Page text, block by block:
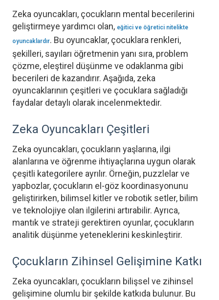
Zeka oyuncakları, çocukların mental becerilerini
geliştirmeye yardımcı olan, eğitici ve öğretici nitelikte
oyuncaklardır. Bu oyuncaklar, çocuklara renkleri,
şekilleri, sayıları öğretmenin yanı sıra, problem
çözme, eleştirel düşünme ve odaklanma gibi
becerileri de kazandırır. Aşağıda, zeka
oyuncaklarının çeşitleri ve çocuklara sağladığı
faydalar detaylı olarak incelenmektedir.
Zeka Oyuncakları Çeşitleri
Zeka oyuncakları, çocukların yaşlarına, ilgi
alanlarına ve öğrenme ihtiyaçlarına uygun olarak
çeşitli kategorilere ayrılır. Örneğin, puzzlelar ve
yapbozlar, çocukların el-göz koordinasyonunu
geliştirirken, bilimsel kitler ve robotik setler, bilim
ve teknolojiye olan ilgilerini artırabilir. Ayrıca,
mantık ve strateji gerektiren oyunlar, çocukların
analitik düşünme yeteneklerini keskinleştirir.
Çocukların Zihinsel Gelişimine Katkı
Zeka oyuncakları, çocukların bilişsel ve zihinsel
gelişimine olumlu bir şekilde katkıda bulunur. Bu